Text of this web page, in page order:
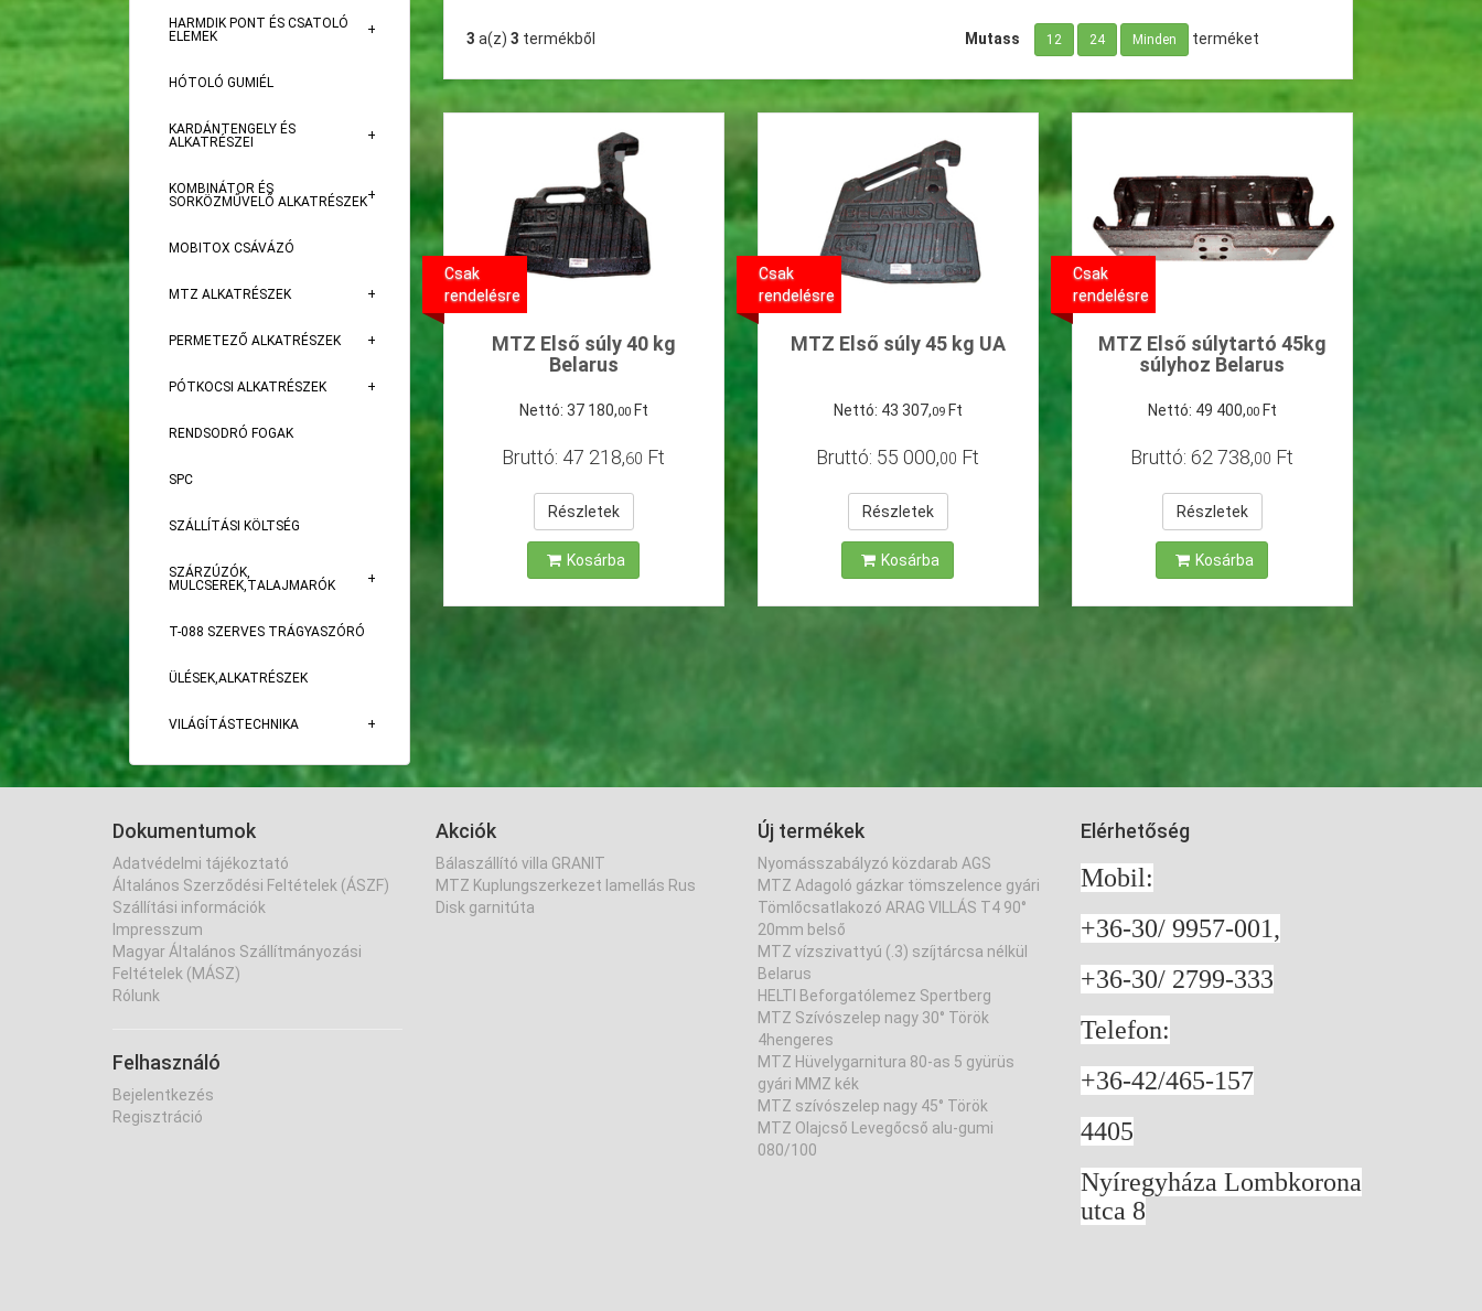
HARMDIK PONT ÉS CSATOLÓ
ELEMEK
HÓTOLÓ GUMIÉL
KARDÁNTENGELY ÉS
ALKATRÉSZEI
KOMBINÁTOR ÉS
SORKÖZMŰVELŐ ALKATRÉSZEK
MOBITOX CSÁVÁZÓ
MTZ ALKATRÉSZEK
PERMETEZŐ ALKATRÉSZEK
PÓTKOCSI ALKATRÉSZEK
RENDSODRÓ FOGAK
SPC
SZÁLLÍTÁSI KÖLTSÉG
SZÁRZÚZÓK,
MULCSEREK,TALAJMARÓK
T-088 SZERVES TRÁGYASZÓRÓ
ÜLÉSEK,ALKATRÉSZEK
VILÁGÍTÁSTECHNIKA
3 a(z) 3 termékből Mutass 12 24 Minden terméket
MTZ Első súly 40 kg
Belarus
Nettó: 37 180,00 Ft
Bruttó: 47 218,60 Ft
Részletek
Kosárba
Csak
rendelésre
MTZ Első súly 45 kg UA
Nettó: 43 307,09 Ft
Bruttó: 55 000,00 Ft
Részletek
Kosárba
Csak
rendelésre
MTZ Első súlytartó 45kg
súlyhoz Belarus
Nettó: 49 400,00 Ft
Bruttó: 62 738,00 Ft
Részletek
Kosárba
Csak
rendelésre
Dokumentumok
Adatvédelmi tájékoztató
Általános Szerződési Feltételek (ÁSZF)
Szállítási információk
Impresszum
Magyar Általános Szállítmányozási
Feltételek (MÁSZ)
Rólunk
Felhasználó
Bejelentkezés
Regisztráció
Akciók
Bálaszállító villa GRANIT
MTZ Kuplungszerkezet lamellás Rus
Disk garnitúta
Új termékek
Nyomásszabályzó közdarab AGS
MTZ Adagoló gázkar tömszelence gyári
Tömlőcsatlakozó ARAG VILLÁS T4 90°
20mm belső
MTZ vízszivattyú (.3) szíjtárcsa nélkül
Belarus
HELTI Beforgatólemez Spertberg
MTZ Szívószelep nagy 30° Török
4hengeres
MTZ Hüvelygarnitura 80-as 5 gyürüs
gyári MMZ kék
MTZ szívószelep nagy 45° Török
MTZ Olajcső Levegőcső alu-gumi
080/100
Elérhetőség
Mobil:
+36-30/ 9957-001,
+36-30/ 2799-333
Telefon:
+36-42/465-157
4405
Nyíregyháza Lombkorona
utca 8